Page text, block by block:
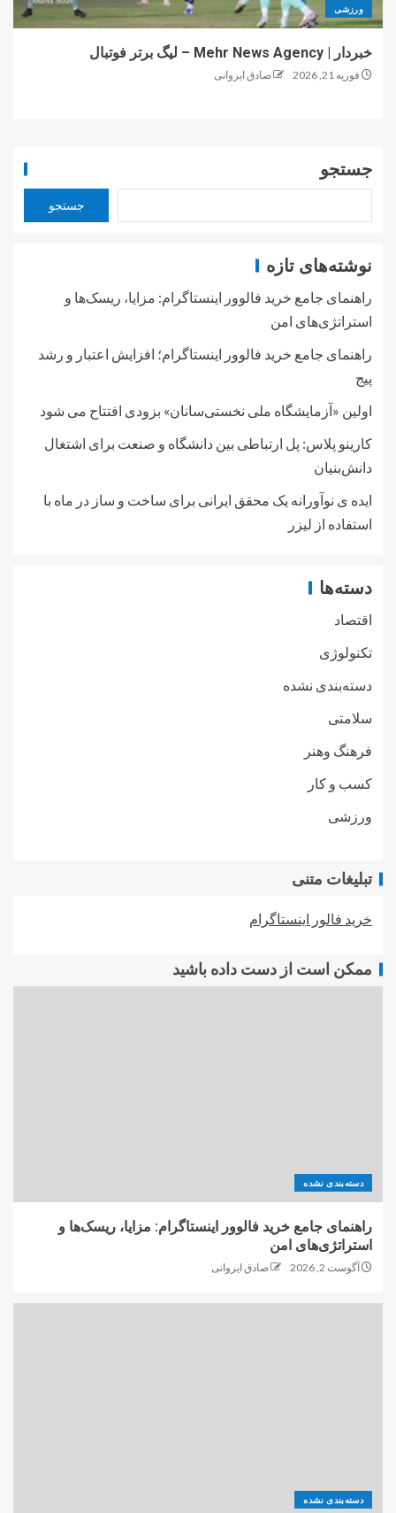
ورزشی
خبردار | Mehr News Agency – لیگ برتر فوتبال
فوریه 21, 2026 صادق ایروانی
جستجو
جستجو
نوشته‌های تازه
راهنمای جامع خرید فالوور اینستاگرام: مزایا، ریسک‌ها و
استراتژی‌های امن
راهنمای جامع خرید فالوور اینستاگرام؛ افزایش اعتبار و رشد
پیج
اولین «آزمایشگاه ملی نخستی‌سانان» بزودی افتتاح می شود
کارینو پلاس: پل ارتباطی بین دانشگاه و صنعت برای اشتغال
دانش‌بنیان
ایده ی نوآورانه یک محقق ایرانی برای ساخت و ساز در ماه با
استفاده از لیزر
دسته‌ها
اقتصاد
تکنولوژی
دسته‌بندی نشده
سلامتی
فرهنگ وهنر
کسب و کار
ورزشی
تبلیغات متنی
خرید فالور اینستاگرام
ممکن است از دست داده باشید
دسته‌بندی نشده
راهنمای جامع خرید فالوور اینستاگرام: مزایا، ریسک‌ها و
استراتژی‌های امن
آگوست 2, 2026 صادق ایروانی
دسته‌بندی نشده